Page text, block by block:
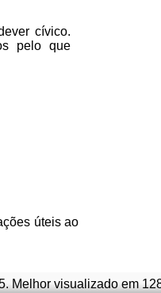
cívico.
pelo que
úteisao
. Melhor visualizado em